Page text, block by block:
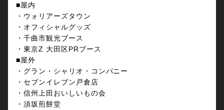
■屋内
・ウォリアーズタウン
・オフィシャルグッズ
・千曲市観光ブース
・東京Z 大田区PRブース
■屋外
・グラン・シャリオ・コンパニー
・セブンイレブン戸倉店
・信州上田おいしいもの会
・須坂煎餅堂